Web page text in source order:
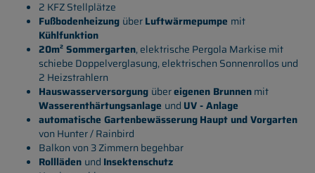
2 KFZ Stellplätze
Fußbodenheizung überLuftwärmepumpe mit
Kühlfunktion
20m² Sommergarten, elektrische Pergola Markise mit
schiebe Doppelverglasung, elektrischen Sonnenrollos und
2 Heizstrahlern
Hauswasserversorgung übereigenen Brunnenmit
Wasserenthärtungsanlage und UV - Anlage
automatische GartenbewässerungHaupt und Vorgarten
von Hunter / Rainbird
Balkon von 3 Zimmern begehbar
Rollläden und Insektenschutz